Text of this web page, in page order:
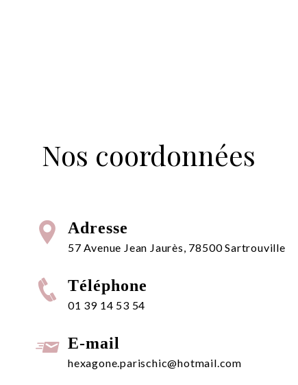
Nos coordonnées
Adresse
57 Avenue Jean Jaurès, 78500 Sartrouville
Téléphone
01 39 14 53 54
E-mail
hexagone.parischic@hotmail.com